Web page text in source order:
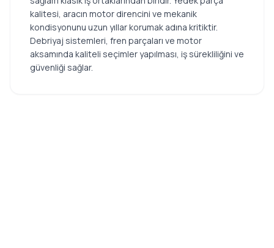
kalitesi, aracın motor direncini ve mekanik
kondisyonunu uzun yıllar korumak adına kritiktir.
Debriyaj sistemleri, fren parçaları ve motor
aksamında kaliteli seçimler yapılması, iş sürekliliğini ve
güvenliği sağlar.